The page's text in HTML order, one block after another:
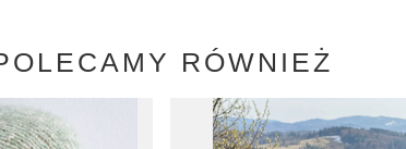
RÓWNIEŻ